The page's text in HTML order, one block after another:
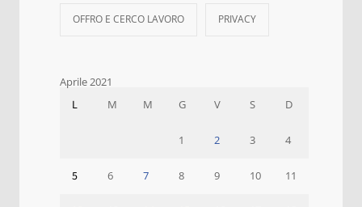
OFFRO E CERCO LAVORO PRIVACY
Aprile 2021
L M M G V S D
1 2 3 4
5 6 7 8 9 10 11